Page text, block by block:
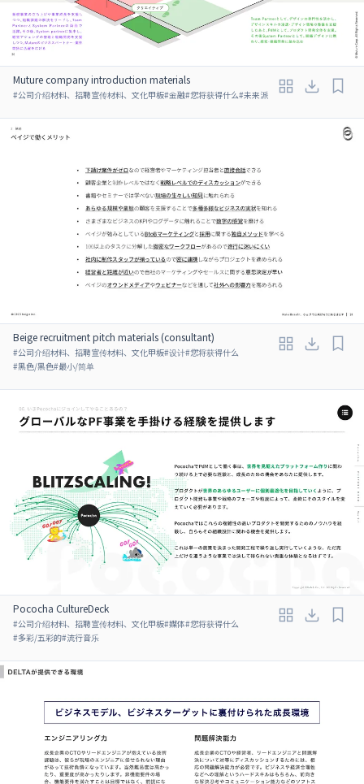
Muture company introduction materials
#公司介绍材料、招聘宣传材料、文化甲板#金融#您将获得什么#未来派
Beige recruitment pitch materials (consultant)
#公司介绍材料、招聘宣传材料、文化甲板#设计#您将获得什么
#黑色/黑色#最小/简单
Pococha CultureDeck
#公司介绍材料、招聘宣传材料、文化甲板#媒体#您将获得什么
#多彩/五彩的#流行音乐